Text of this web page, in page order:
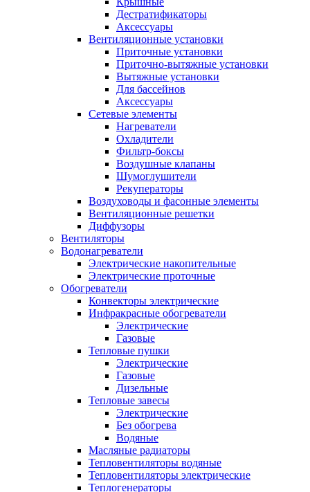
Дестратификаторы
Аксессуары
Вентиляционные установки
Приточные установки
Приточно-вытяжные установки
Вытяжные установки
Для бассейнов
Аксессуары
Сетевые элементы
Нагреватели
Охладители
Фильтр-боксы
Воздушные клапаны
Шумоглушители
Рекуператоры
Воздуховоды и фасонные элементы
Вентиляционные решетки
Диффузоры
Вентиляторы
Водонагреватели
Электрические накопительные
Электрические проточные
Обогреватели
Конвекторы электрические
Инфракрасные обогреватели
Электрические
Газовые
Тепловые пушки
Электрические
Газовые
Дизельные
Тепловые завесы
Электрические
Без обогрева
Водяные
Масляные радиаторы
Тепловентиляторы водяные
Тепловентиляторы электрические
Теплогенераторы